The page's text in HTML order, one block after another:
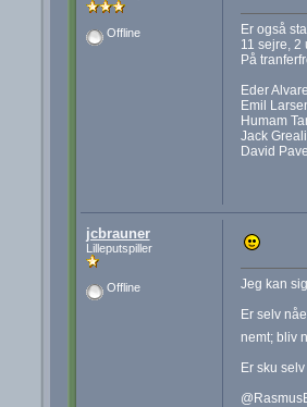
Offline
Er også
11 sejre, 2
På
Eder
Emil
Humam
Jack
David
jcbrauner
Lilleputspiller
Offline
Jeg kan
Er selv
nemt; bliv
Er sku